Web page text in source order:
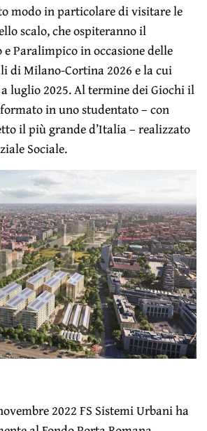
modo in particolare di visitare le
scalo, che ospiteranno il
Paralimpico in occasione delle
di Milano-Cortina 2026 e la cui
luglio 2025. Al termine dei Giochi il
in uno studentato – con
il più grande d’Italia – realizzato
Sociale.
2022 FS Sistemi Urbani ha